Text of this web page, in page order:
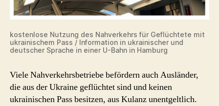
kostenlose Nutzung des Nahverkehrs für Geflüchtete mit
ukrainischem Pass / Information in ukrainischer und
deutscher Sprache in einer U-Bahn in Hamburg
Viele Nahverkehrsbetriebe befördern auch Ausländer,
die aus der Ukraine geflüchtet sind und keinen
ukrainischen Pass besitzen, aus Kulanz unentgeltlich.